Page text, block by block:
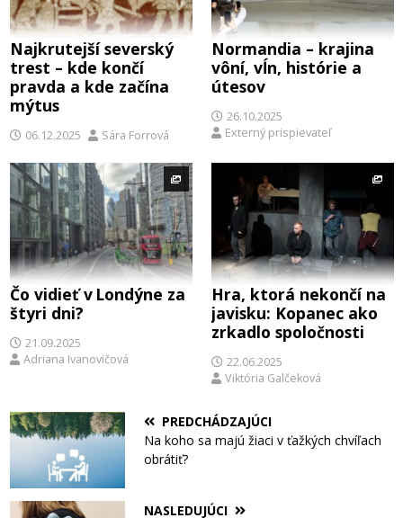
Najkrutejší severský
trest – kde končí
pravda a kde začína
mýtus
06.12.2025 Sára Forrová
Normandia – krajina
vôní, vĺn, histórie a
útesov
26.10.2025
Externý prispievateľ
Čo vidieť v Londýne za
štyri dni?
21.09.2025
Adriana Ivanovičová
Hra, ktorá nekončí na
javisku: Kopanec ako
zrkadlo spoločnosti
22.06.2025
Viktória Galčeková
PREDCHÁDZAJÚCI
Na koho sa majú žiaci v ťažkých chvíľach
obrátiť?
NASLEDUJÚCI